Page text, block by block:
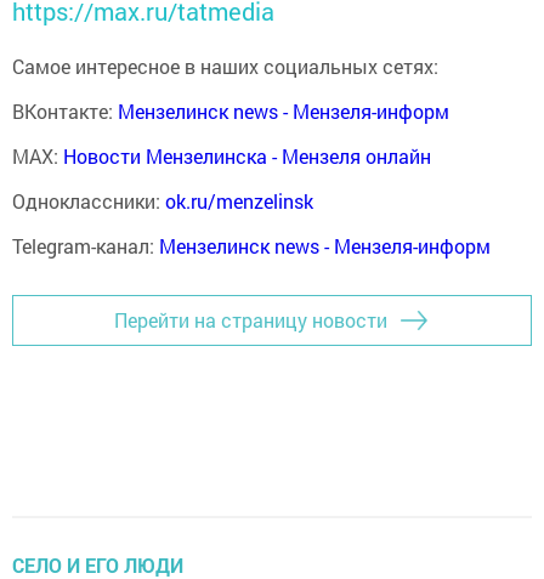
https://max.ru/tatmedia
Самое интересное в наших социальных сетях:
ВКонтакте: Мензелинск news - Мензеля-информ
MAX: Новости Мензелинска - Мензеля онлайн
Одноклассники: ok.ru/menzelinsk
Telegram-канал: Мензелинск news - Мензеля-информ
Перейти на страницу новости
СЕЛО И ЕГО ЛЮДИ